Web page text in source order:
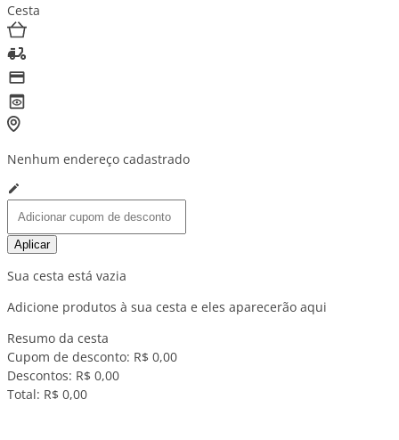
Cesta
Nenhum endereço cadastrado
Aplicar
Sua cesta está vazia
Adicione produtos à sua cesta e eles aparecerão aqui
Resumo da cesta
Cupom de desconto: R$ 0,00
Descontos: R$ 0,00
Total: R$ 0,00